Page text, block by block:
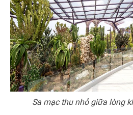
Sa mạc thu nhỏ giữa lòng